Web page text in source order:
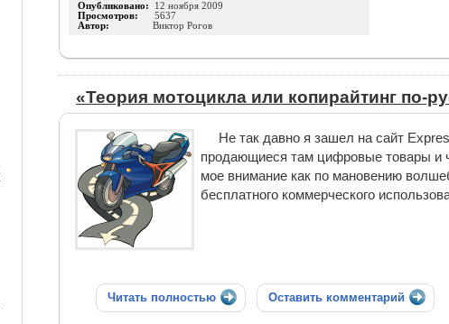
Опубликовано: 12 ноября 2009
Просмотров: 5637
Автор: Виктор Рогов
«Теория мотоцикла или копирайтинг по-
Не так давно я зашел на сайт
продающиеся там цифровые товары и
мое внимание как по мановению
бесплатного коммерческого
Читать полностью Оставить комментарий